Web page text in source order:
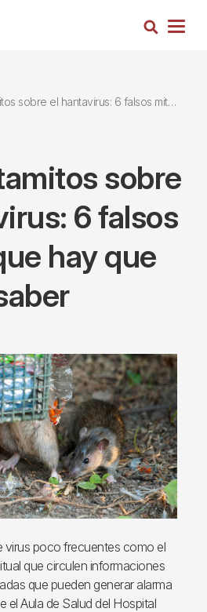
Busca
el hantavirus: 6 falsos mitos que hay que saber
sobre
6 falsos
hay que
virus poco frecuentes como el
que circulen informaciones
que pueden generar alarma
el Aula de Salud del Hospital